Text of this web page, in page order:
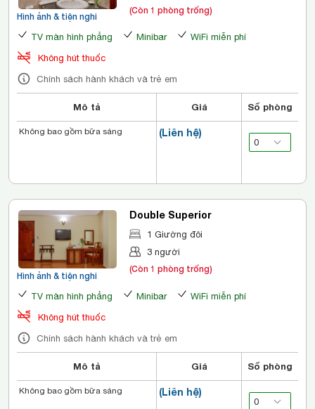
Hình ảnh & tiện nghi
(Còn 1 phòng trống)
TV màn hình phẳng Minibar
WiFi miễn phí
Không hút thuốc
Chính sách hành khách và trẻ em
Mô tả Giá Số phòng
(Liên hệ)
Không bao gồm bữa sáng
Hình ảnh & tiện nghi
Double Superior
1 Giường đôi
3 người
(Còn 1 phòng trống)
TV màn hình phẳng Minibar
WiFi miễn phí
Không hút thuốc
Chính sách hành khách và trẻ em
Mô tả Giá Số phòng
(Liên hệ)
Không bao gồm bữa sáng